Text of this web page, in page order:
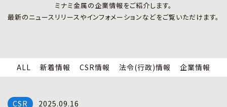
CSR情報
企業情報
全国事業所紹介
リサイクルサービス
小型家電リサイクル法
全国の回収対応
ミナミ金属の企業情報をご紹介します。
最新のニュースリリースやインフォメーションなどをご覧いただけます。
ALL 新着情報 CSR情報 法令(行政)情報 企業情報
2025.09.16